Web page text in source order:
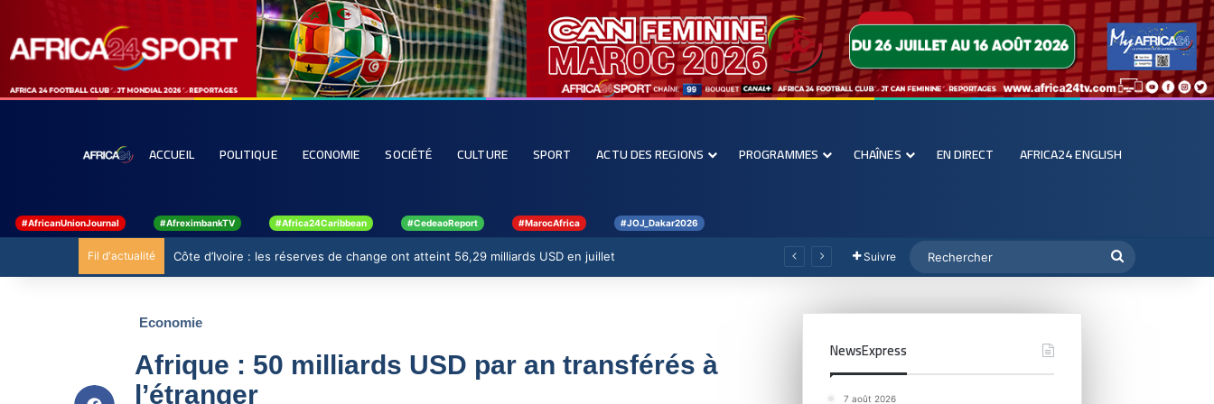
ACCUEIL POLITIQUE ECONOMIE SOCIÉTÉ CULTURE SPORT ACTU DES REGIONS PROGRAMMES CHAÎNES EN DIRECT AFRICA24 ENGLISH
#AfricanUnionJournal #AfreximbankTV #Africa24Caribbean #CedeaoReport #MarocAfrica #JOJ_Dakar2026
Fil d'actualité Côte d’Ivoire : les réserves de change ont atteint 56,29 milliards USD en juillet Suivre
Economie
Afrique : 50 milliards USD par an transférés à
l’étranger
NewsExpress
7 août 2026